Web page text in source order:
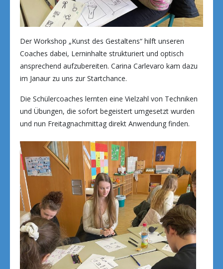
Der Workshop „Kunst des Gestaltens“ hilft unseren
Coaches dabei, Lerninhalte strukturiert und optisch
ansprechend aufzubereiten. Carina Carlevaro kam dazu
im Janaur zu uns zur Startchance.
Die Schülercoaches lernten eine Vielzahl von Techniken
und Übungen, die sofort begeistert umgesetzt wurden
und nun Freitagnachmittag direkt Anwendung finden.